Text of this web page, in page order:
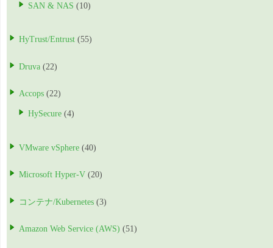
SAN & NAS (10)
HyTrust/Entrust (55)
Druva (22)
Accops (22)
HySecure (4)
VMware vSphere (40)
Microsoft Hyper-V (20)
コンテナ/Kubernetes (3)
Amazon Web Service (AWS) (51)